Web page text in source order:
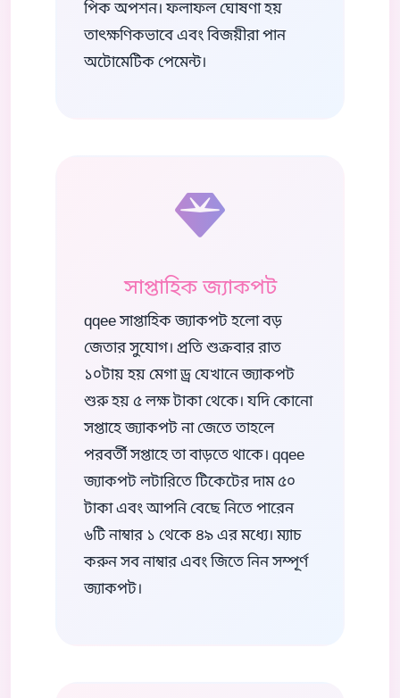
পিক অপশন। ফলাফল ঘোষণা হয়
তাৎক্ষণিকভাবে এবং বিজয়ীরা পান
অটোমেটিক পেমেন্ট।
সাপ্তাহিক জ্যাকপট
qqee সাপ্তাহিক জ্যাকপট হলো বড়
জেতার সুযোগ। প্রতি শুক্রবার রাত
১০টায় হয় মেগা ড্র যেখানে জ্যাকপট
শুরু হয় ৫ লক্ষ টাকা থেকে। যদি কোনো
সপ্তাহে জ্যাকপট না জেতে তাহলে
পরবর্তী সপ্তাহে তা বাড়তে থাকে। qqee
জ্যাকপট লটারিতে টিকেটের দাম ৫০
টাকা এবং আপনি বেছে নিতে পারেন
৬টি নাম্বার ১ থেকে ৪৯ এর মধ্যে। ম্যাচ
করুন সব নাম্বার এবং জিতে নিন সম্পূর্ণ
জ্যাকপট।